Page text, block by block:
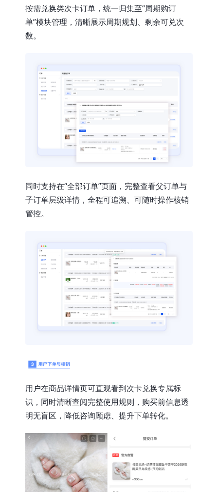
按需兑换类次卡订单，统一归集至“周期购订
单”模块管理，清晰展示周期规划、剩余可兑次
数。
同时支持在“全部订单”页面，完整查看父订单与
子订单层级详情，全程可追溯、可随时操作核销
管控。
用户在商品详情页可直观看到次卡兑换专属标
识，同时清晰查阅完整使用规则，购买前信息透
明无盲区，降低咨询顾虑、提升下单转化。